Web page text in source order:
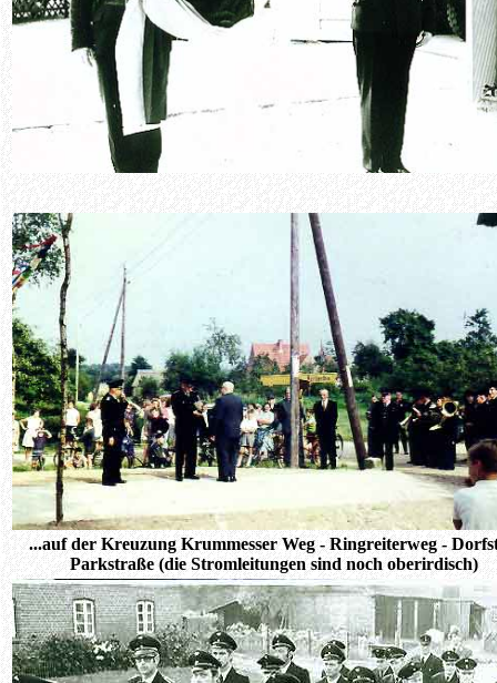
...auf der Kreuzung Krummesser Weg - Ringreiterweg -
Parkstraße (die Stromleitungen sind noch oberirdisch)